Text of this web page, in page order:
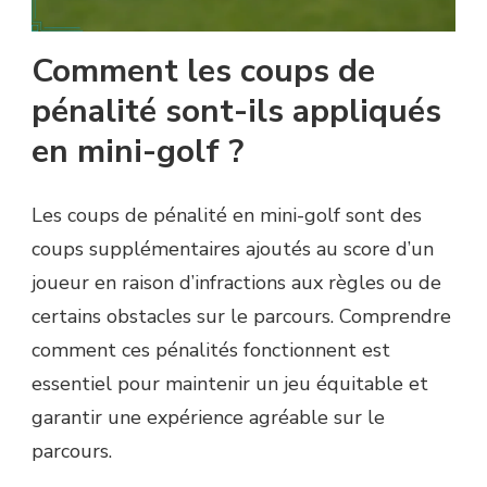
Comment les coups de
pénalité sont-ils appliqués
en mini-golf ?
Les coups de pénalité en mini-golf sont des
coups supplémentaires ajoutés au score d’un
joueur en raison d’infractions aux règles ou de
certains obstacles sur le parcours. Comprendre
comment ces pénalités fonctionnent est
essentiel pour maintenir un jeu équitable et
garantir une expérience agréable sur le
parcours.